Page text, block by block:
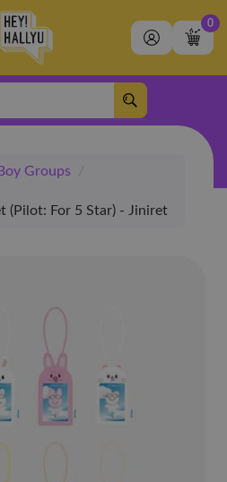
0
Boy Groups
/
(Pilot: For 5 Star) - Jiniret